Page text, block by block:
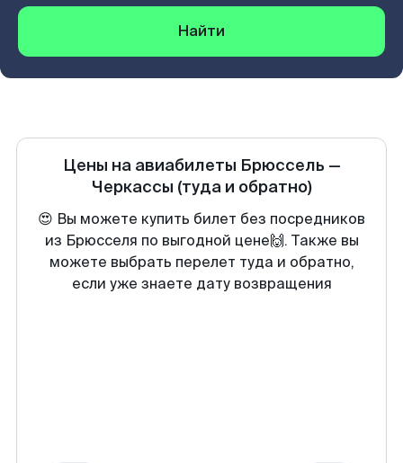
Найти
Цены на авиабилеты Брюссель —
Черкассы (туда и обратно)
😍 Вы можете купить билет без посредников
из Брюсселя по выгодной цене🙌. Также вы
можете выбрать перелет туда и обратно,
если уже знаете дату возвращения